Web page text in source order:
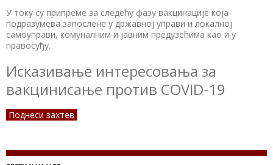
У току су припреме за следећу фазу вакцинације која
подразумева запослене у државној управи и локалној
самоуправи, комуналним и јавним предузећима као и у
правосуђу.
Исказивање интересовања за
вакцинисање против COVID-19
Поднеси захтев